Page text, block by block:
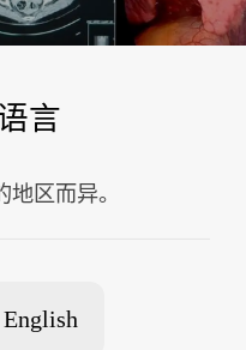
言
区而异。
English